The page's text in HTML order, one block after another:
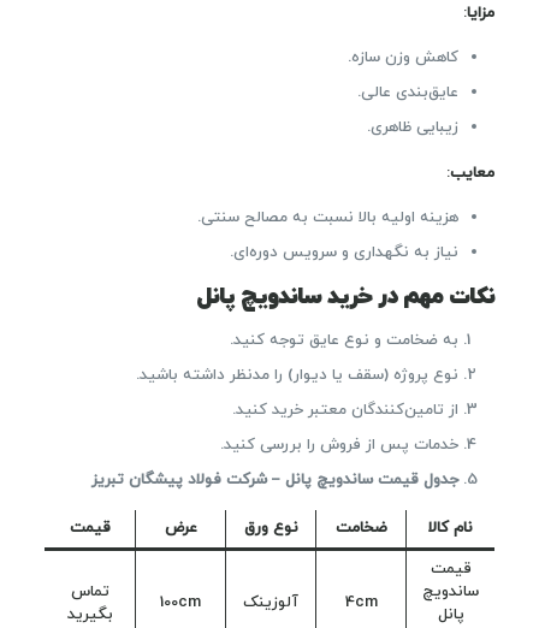
مزایا:
کاهش وزن سازه.
عایق‌بندی عالی.
زیبایی ظاهری.
معایب:
هزینه اولیه بالا نسبت به مصالح سنتی.
نیاز به نگهداری و سرویس دوره‌ای.
نکات مهم در خرید ساندویچ پانل
به ضخامت و نوع عایق توجه کنید.
نوع پروژه (سقف یا دیوار) را مدنظر داشته باشید.
از تامین‌کنندگان معتبر خرید کنید.
خدمات پس از فروش را بررسی کنید.
جدول قیمت ساندویچ پانل – شرکت فولاد پیشگان تبریز
نام کالا ضخامت نوع ورق عرض
قیمت
قیمت
ساندویچ
پانل
4cm آلوزینک 100cm
تماس
بگیرید